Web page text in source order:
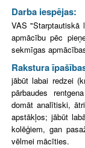
Darba iespējas:
VAS "Starptautiskā
apmācību pēc
sekmīgas
Rakstura
jābūt labai redzei
pārbaudes
domāt analītiski,
apstākļos; jābūt
kolēģiem, gan
vēlmei mācīties.